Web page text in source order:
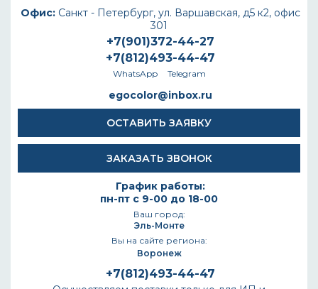
Офис: Санкт - Петербург, ул. Варшавская, д5 к2, офис
301
+7(901)372-44-27
+7(812)493-44-47
WhatsApp Telegram
egocolor@inbox.ru
ОСТАВИТЬ ЗАЯВКУ
ЗАКАЗАТЬ ЗВОНОК
График работы:
пн-пт с 9-00 до 18-00
Ваш город:
Эль-Монте
Вы на сайте региона:
Воронеж
+7(812)493-44-47